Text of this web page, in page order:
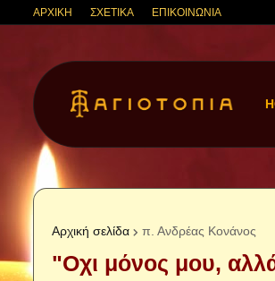
ΑΡΧΙΚΗ ΣΧΕΤΙΚΑ ΕΠΙΚΟΙΝΩΝΙΑ
Αρχική σελίδα π. Ανδρέας Κονάνος
"Οχι μόνος μου,